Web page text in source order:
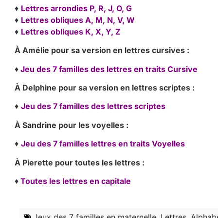
♦ Lettres arrondies P, R, J, O, G
♦ Lettres obliques A, M, N, V, W
♦ Lettres obliques K, X, Y, Z
À Amélie pour sa version en lettres cursives :
♦ Jeu des 7 familles des lettres en traits Cursive
À Delphine pour sa version en lettres scriptes :
♦ Jeu des 7 familles des lettres scriptes
À Sandrine pour les voyelles :
♦ Jeu des 7 familles lettres en traits Voyelles
À Pierette pour toutes les lettres :
♦ Toutes les lettres en capitale